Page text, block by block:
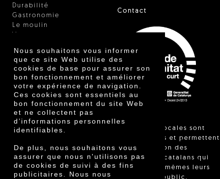
Nous souhaitons vous informer
que ce site Web utilise des
cookies de base pour assurer son
bon fonctionnement et améliorer
votre expérience de navigation.
Ces cookies sont essentiels au
bon fonctionnement du site Web
et ne collectent pas
d’informations personnelles
identifiables.
De plus, nous souhaitons vous
assurer que nous n'utilisons pas
de cookies de suivi à des fins
publicitaires. Nous nous
Durabilité
Gastronomie
Le moulin
Certificats
Prix
Innovation
Contact
"Les ventes locales sont
réglementées et permettent
l'identification des
agriculteurs catalans qui
vendent eux-mêmes leurs
produits au public,